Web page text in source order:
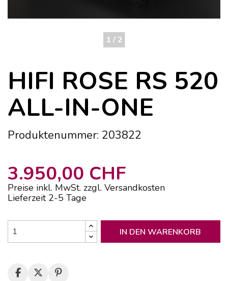
1 / 2
HIFI ROSE RS 520
ALL-IN-ONE
Produktenummer: 203822
3.950,00 CHF
Preise inkl. MwSt. zzgl. Versandkosten
Lieferzeit 2-5 Tage
IN DEN WARENKORB